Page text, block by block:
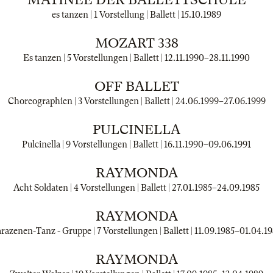
es tanzen | 1 Vorstellung | Ballett | 15.10.1989
MOZART 338
Es tanzen | 5 Vorstellungen | Ballett | 12.11.1990–28.11.1990
OFF BALLET
Choreographien | 3 Vorstellungen | Ballett | 24.06.1999–27.06.1999
PULCINELLA
Pulcinella | 9 Vorstellungen | Ballett | 16.11.1990–09.06.1991
RAYMONDA
Acht Soldaten | 4 Vorstellungen | Ballett | 27.01.1985–24.09.1985
RAYMONDA
Tanz - Gruppe | 7 Vorstellungen | Ballett | 11.09.1985–
RAYMONDA